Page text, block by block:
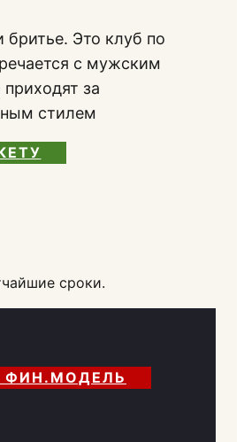
Это клуб по
с мужским
за
стилем
сроки.
ФИН.МОДЕЛЬ